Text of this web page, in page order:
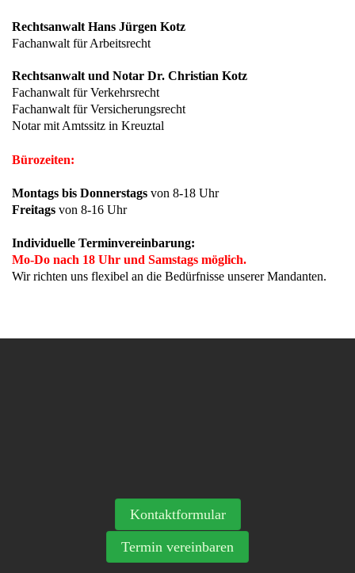
Rechtsanwalt Hans Jürgen Kotz
Fachanwalt für Arbeitsrecht
Rechtsanwalt und Notar Dr. Christian Kotz
Fachanwalt für Verkehrsrecht
Fachanwalt für Versicherungsrecht
Notar mit Amtssitz in Kreuztal
Bürozeiten:
Montags bis Donnerstags von 8-18 Uhr
Freitags von 8-16 Uhr
Individuelle Terminvereinbarung:
Mo-Do nach 18 Uhr und Samstags möglich.
Wir richten uns flexibel an die Bedürfnisse unserer Mandanten.
Kontaktformular
Termin vereinbaren